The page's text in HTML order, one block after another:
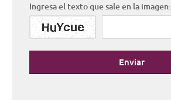
Ingresa el texto que sale en la imagen:
Enviar